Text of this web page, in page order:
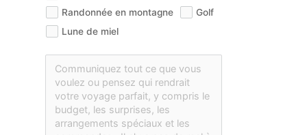
Randonnée en montagne
Golf
Lune de miel